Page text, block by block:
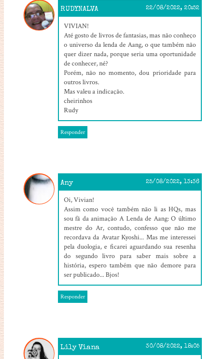
RUDYNALVA 22/08/2022, 20:52
VIVIAN!
Até gosto de livros de fantasias, mas não conheço
o universo da lenda de Aang, o que também não
quer dizer nada, porque seria uma oportunidade
de conhecer, né?
Porém, não no momento, dou prioridade para
outros livros.
Mas valeu a indicação.
cheirinhos
Rudy
Responder
Any 25/08/2022, 13:36
Oi, Vivian!
Assim como você também não li as HQs, mas
sou fã da animação A Lenda de Aang: O último
mestre do Ar, contudo, confesso que não me
recordava da Avatar Kyoshi... Mas me interessei
pela duologia, e ficarei aguardando sua resenha
do segundo livro para saber mais sobre a
história, espero também que não demore para
ser publicado... Bjos!
Responder
Lily Viana 30/08/2022, 18:05